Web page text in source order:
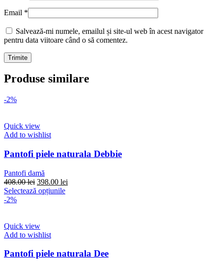
Email *
Salvează-mi numele, emailul și site-ul web în acest navigator
pentru data viitoare când o să comentez.
Produse similare
-2%
Quick view
Add to wishlist
Pantofi piele naturala Debbie
Pantofi damă
408.00lei Prețul
inițial
398.00 lei
Selectează opțiunileAcest
pot
-2%
Quick view
Add to wishlist
Pantofi piele naturala Dee